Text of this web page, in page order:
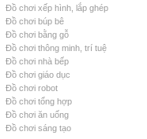
Đồ chơi xếp hình, lắp ghép
Đồ chơi búp bê
Đồ chơi bằng gỗ
Đồ chơi thông minh, trí tuệ
Đồ chơi nhà bếp
Đồ chơi giáo dục
Đồ chơi robot
Đồ chơi tổng hợp
Đồ chơi ăn uống
Đồ chơi sáng tạo